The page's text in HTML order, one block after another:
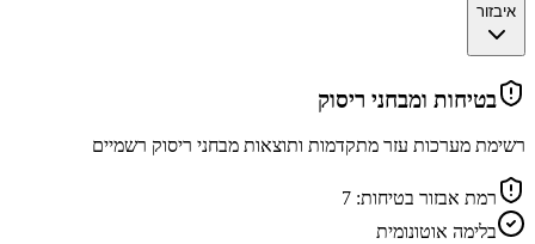
איבזור
בטיחות ומבחני ריסוק
רשימת מערכות עזר מתקדמות ותוצאות מבחני ריסוק רשמיים
רמת אבזור בטיחות: 7
בלימה אוטונומית